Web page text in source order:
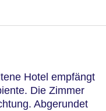
Hotel empfängt
Die Zimmer
Abgerundet